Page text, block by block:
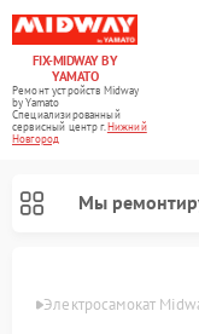
FIX-MIDWAY BY
YAMATO
Ремонт устройств Midway
by Yamato
Специализированный
cервисный центр г.Нижний
Новгород
Мы
Электросамокат